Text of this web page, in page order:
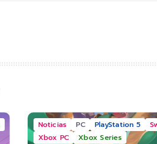
Noticias PC PlayStation 5
Xbox PC
Xbox Series